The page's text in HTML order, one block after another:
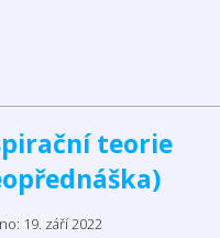
teorie
19. září 2022